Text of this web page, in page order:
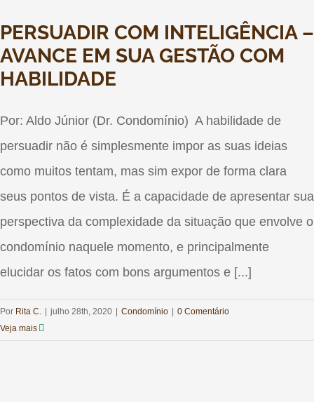
PERSUADIR COM INTELIGÊNCIA –
AVANCE EM SUA GESTÃO COM
HABILIDADE
Por: Aldo Júnior (Dr. Condomínio) A habilidade de
persuadir não é simplesmente impor as suas ideias
como muitos tentam, mas sim expor de forma clara
seus pontos de vista. É a capacidade de apresentar sua
perspectiva da complexidade da situação que envolve o
condomínio naquele momento, e principalmente
elucidar os fatos com bons argumentos e [...]
Por Rita C. julho 28th, 2020 Condomínio
0 Comentário
Veja mais